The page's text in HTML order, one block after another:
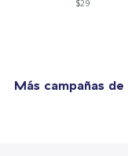
$29
Más campañas de